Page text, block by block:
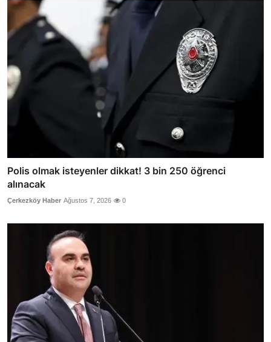
Polis olmak isteyenler dikkat! 3 bin 250 öğrenci
alınacak
Çerkezköy Haber Ağustos 7, 2026 0